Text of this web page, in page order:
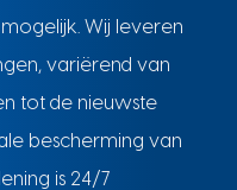
Wij leveren
variërend van
tot de nieuwste
bescherming van
is 24/7